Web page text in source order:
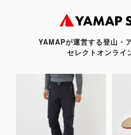
YAMAPが運営する登山・
セレクトオンライ